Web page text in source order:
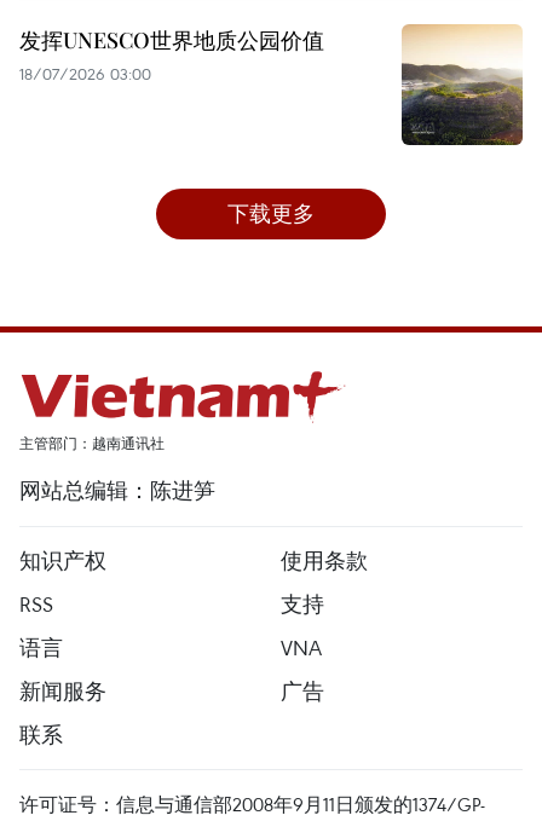
发挥UNESCO世界地质公园价值
18/07/2026 03:00
下载更多
主管部门：越南通讯社
网站总编辑：陈进笋
知识产权
使用条款
RSS
支持
语言
VNA
新闻服务
广告
联系
许可证号：信息与通信部2008年9月11日颁发的1374/GP-